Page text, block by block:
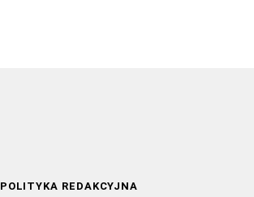
POLITYKA REDAKCYJNA